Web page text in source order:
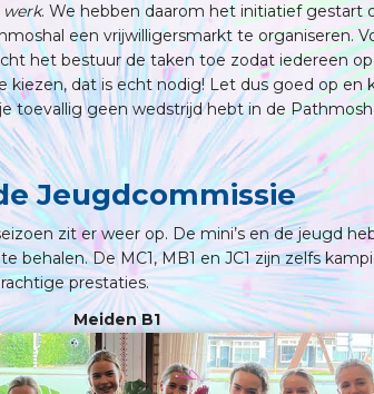
werk. We hebben daarom het initiatief gestart
een vrijwilligersmarkt te organiseren.
het bestuur de taken toe zodat iedereen
kiezen, dat is echt nodig! Let dus goed op
toevallig geen wedstrijd hebt in de
Jeugdcommissie
zit er weer op. De mini’s en de jeugd
behalen. De MC1, MB1 en JC1 zijn zelfs
prestaties.
Meiden B1